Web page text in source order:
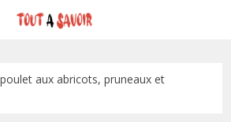
aux abricots, pruneaux et